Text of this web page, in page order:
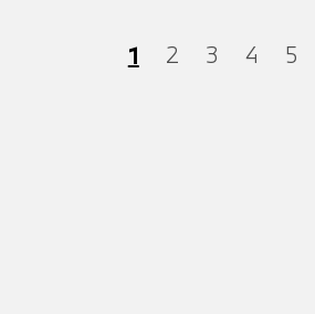
1 2 3 4 5